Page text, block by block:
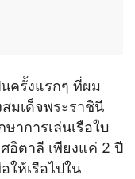
ครั้งแรกๆ ที่ผม
มเด็จพระราชินี
าการเล่นเรือใบ
อิตาลี เพียงแค่ 2 ปี
ให้เรือไปใน